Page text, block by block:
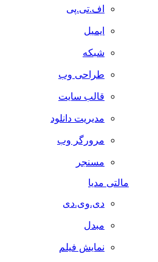
اف.تی.پی
ایمیل
شبکه
طراحی وب
قالب سایت
مدیریت دانلود
مرورگر وب
مسنجر
مالتی مدیا
دی.وی.دی
مبدل
نمایش فیلم